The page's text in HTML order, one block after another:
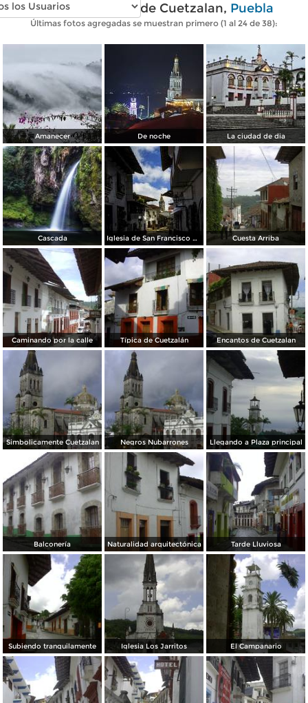
Fotos modernas de Cuetzalan, Puebla
Últimas fotos agregadas se muestran primero (1 al 24 de 38):
Amanecer De noche La ciudad de dia
Cascada Iglesia de San Francisco de Asís Cuesta Arriba
Caminando por la calle Típica de Cuetzalán Encantos de Cuetzalan
Simbolicamente Cuetzalan Negros Nubarrones Llegando a Plaza principal
Balconería Naturalidad arquitectónica Tarde Lluviosa
Subiendo tranquilamente Iglesia Los Jarritos El Campanario